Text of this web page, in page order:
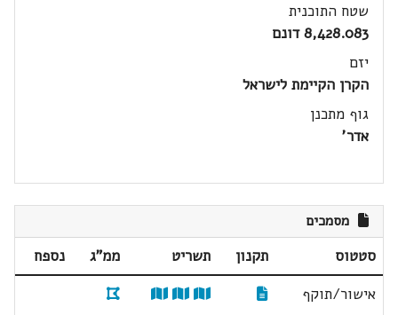
שטח התוכנית
8,428.083 דונם
יזם
הקרן הקיימת לישראל
גוף מתכנן
אדר'
מסמכים
סטטוס תקנון תשריט ממ"ג
נספח
אישור/תוקף